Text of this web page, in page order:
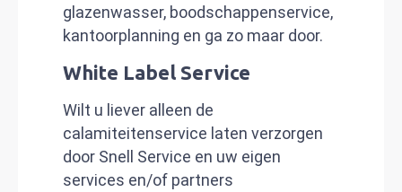
glazenwasser, boodschappenservice,
kantoorplanning en ga zo maar door.
White Label Service
Wilt u liever alleen de
calamiteitenservice laten verzorgen
door Snell Service en uw eigen
services en/of partners